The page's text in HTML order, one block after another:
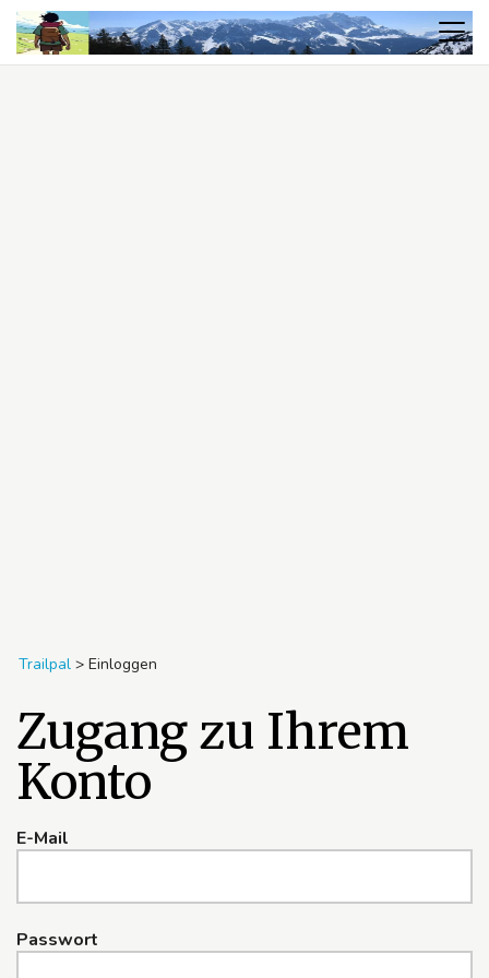
Trailpal > Einloggen
Zugang zu Ihrem
Konto
E-Mail
Passwort